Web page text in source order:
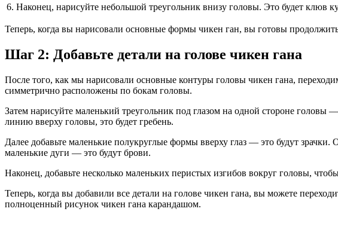
6. Наконец, нарисуйте небольшой треугольник внизу головы. Это будет клюв
Теперь, когда вы нарисовали основные формы чикен ган, вы готовы
Шаг 2: Добавьте детали на голове чикен гана
После того, как мы нарисовали основные контуры головы чикен гана,
симметрично расположены по бокам головы.
Затем нарисуйте маленький треугольник под глазом на одной стороне
линию вверху головы, это будет гребень.
Далее добавьте маленькие полукруглые формы вверху глаз — это будут
маленькие дуги — это будут брови.
Наконец, добавьте несколько маленьких перистых изгибов вокруг головы,
Теперь, когда вы добавили все детали на голове чикен гана, вы можете
полноценный рисунок чикен гана карандашом.